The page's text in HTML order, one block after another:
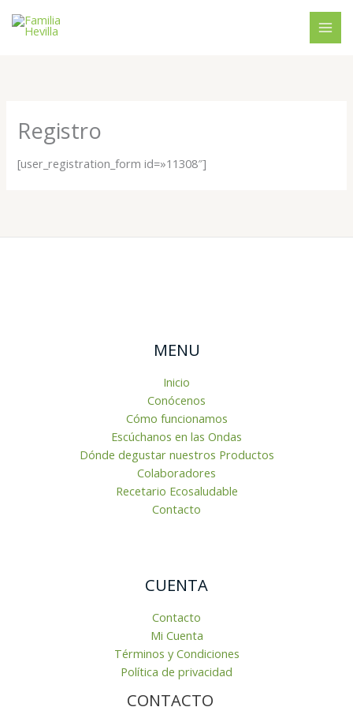
Registro
[user_registration_form id=»11308″]
MENU
Inicio
Conócenos
Cómo funcionamos
Escúchanos en las Ondas
Dónde degustar nuestros Productos
Colaboradores
Recetario Ecosaludable
Contacto
CUENTA
Contacto
Mi Cuenta
Términos y Condiciones
Política de privacidad
CONTACTO